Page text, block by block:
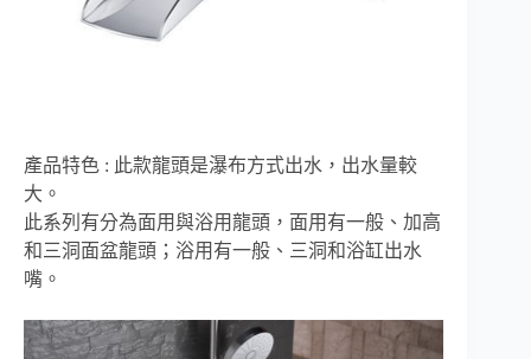
產品特色 : 此款龍頭是瀑布方式出水，出水量較
大。
此系列有分為面用與浴用龍頭，面用有一般、加高
和三洞面盆龍頭；浴用有一般、三洞和浴缸出水
嘴。